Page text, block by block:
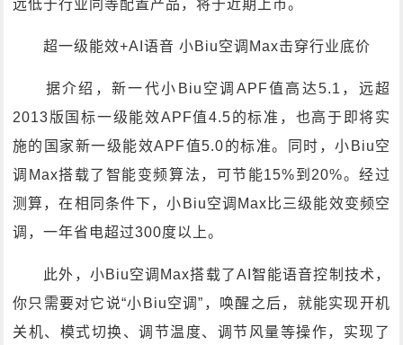
远低于行业同等配置产品，将于近期上市。
超一级能效+AI语音 小Biu空调Max击穿行业底价
据介绍，新一代小Biu空调APF值高达5.1，远超
2013版国标一级能效APF值4.5的标准，也高于即将实
施的国家新一级能效APF值5.0的标准。同时，小Biu空
调Max搭载了智能变频算法，可节能15%到20%。经过
测算，在相同条件下，小Biu空调Max比三级能效变频空
调，一年省电超过300度以上。
此外，小Biu空调Max搭载了AI智能语音控制技术，
你只需要对它说“小Biu空调”，唤醒之后，就能实现开机
关机、模式切换、调节温度、调节风量等操作，实现了